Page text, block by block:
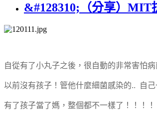
&#128310;（分享）MIT
自從有了小丸子之後，很自動的非常害怕
以前沒有孩子！管他什麼細菌感染的.. 自
有了孩子當了媽，整個都不一樣了！！！！